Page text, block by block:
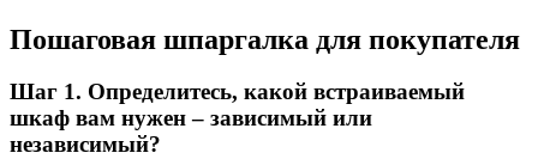
Пошаговая шпаргалка для покупателя
Шаг 1. Определитесь, какой встраиваемый
шкаф вам нужен – зависимый или
независимый?